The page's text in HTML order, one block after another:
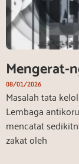
Mengerat-
08/01/2026
Masalah tata
Lembaga
mencatat
zakat oleh